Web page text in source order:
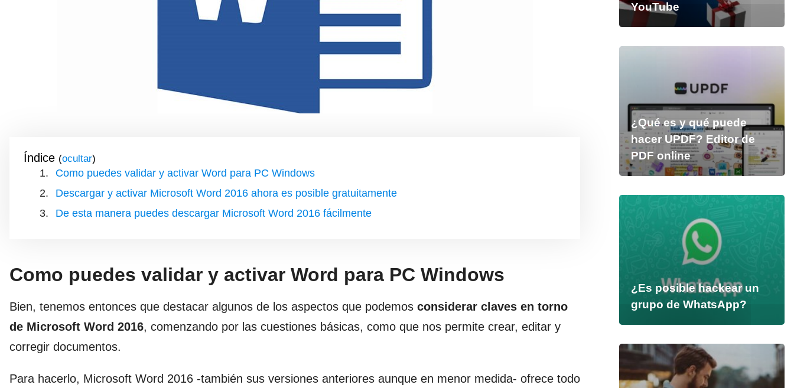
Índice ( )
Como puedes validar y activar Word para PC Windows
Descargar y activar Microsoft Word 2016 ahora es posible gratuitamente
De esta manera puedes descargar Microsoft Word 2016 fácilmente
Como puedes validar y activar Word para PC Windows
Bien, tenemos entonces que destacar algunos de los aspectos que podemos considerar claves en torno
de Microsoft Word 2016, comenzando por las cuestiones básicas, como que nos permite crear, editar y
corregir documentos.
Para hacerlo, Microsoft Word 2016 -también sus versiones anteriores aunque en menor medida- ofrece todo
YouTube
¿Qué es y qué puede
hacer UPDF? Editor de
PDF online
¿Es posible hackear un
grupo de WhatsApp?